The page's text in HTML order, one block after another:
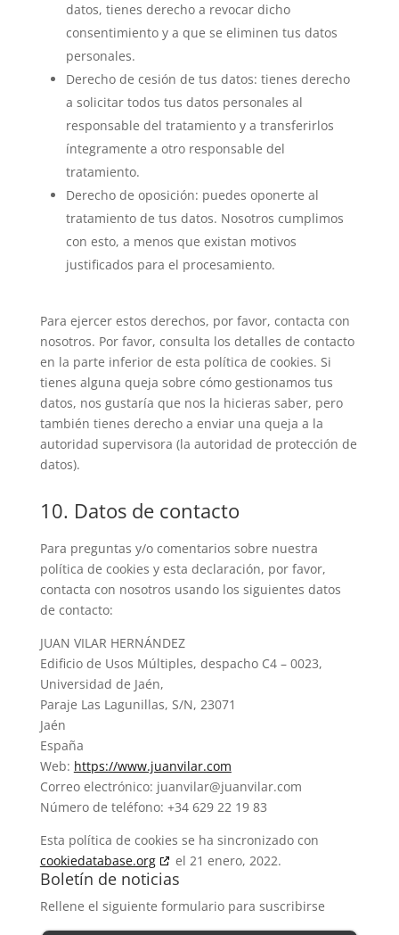
datos, tienes derecho a revocar dicho
consentimiento y a que se eliminen tus datos
personales.
Derecho de cesión de tus datos: tienes derecho
a solicitar todos tus datos personales al
responsable del tratamiento y a transferirlos
íntegramente a otro responsable del
tratamiento.
Derecho de oposición: puedes oponerte al
tratamiento de tus datos. Nosotros cumplimos
con esto, a menos que existan motivos
justificados para el procesamiento.
Para ejercer estos derechos, por favor, contacta con
nosotros. Por favor, consulta los detalles de contacto
en la parte inferior de esta política de cookies. Si
tienes alguna queja sobre cómo gestionamos tus
datos, nos gustaría que nos la hicieras saber, pero
también tienes derecho a enviar una queja a la
autoridad supervisora (la autoridad de protección de
datos).
10. Datos de contacto
Para preguntas y/o comentarios sobre nuestra
política de cookies y esta declaración, por favor,
contacta con nosotros usando los siguientes datos
de contacto:
JUAN VILAR HERNÁNDEZ
Edificio de Usos Múltiples, despacho C4 – 0023,
Universidad de Jaén,
Paraje Las Lagunillas, S/N, 23071
Jaén
España
Web: https://www.juanvilar.com
Correo electrónico: juanvilar@juanvilar.com
Número de teléfono: +34 629 22 19 83
Esta política de cookies se ha sincronizado con
cookiedatabase.org
el 21 enero, 2022.
Boletín de noticias
Rellene el siguiente formulario para suscribirse